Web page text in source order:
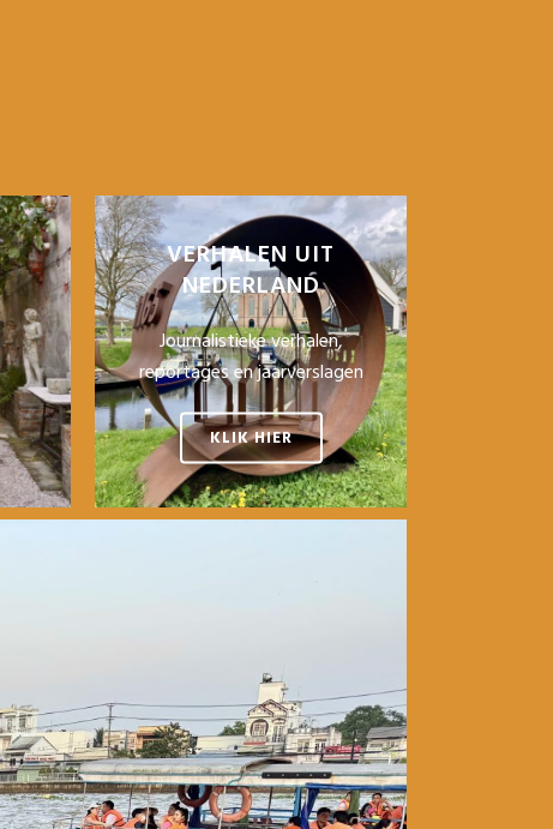
VERHALEN UIT
NEDERLAND
Journalistieke verhalen,
reportages en jaarverslagen
KLIK HIER